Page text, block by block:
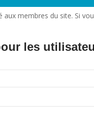
aux membres du site. Si
les